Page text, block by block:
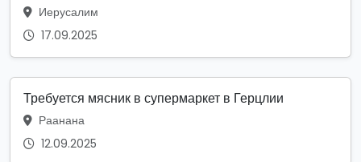
Иерусалим
17.09.2025
Требуется мясник в супермаркет в Герцлии
Раанана
12.09.2025